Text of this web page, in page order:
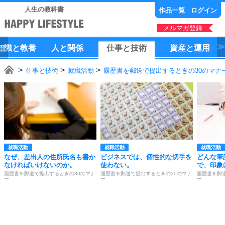
人生の教科書 作品一覧 ログイン
メルマガ登録
識と教養 人 と 関係 仕事と技術 資産と運用
仕事と技術 就職活動 履歴書を郵送で提出するときの30のマナ
就職活動
なぜ、差出人の住所氏名も書か
なければいけないのか。
履歴書を郵送で提出するときの30のマナ
ー
就職活動
ビジネスでは、個性的な切手を
使わない。
履歴書を郵送で提出するときの30のマナ
ー
就職活動
どんな
で、印象
履歴書を郵
ー